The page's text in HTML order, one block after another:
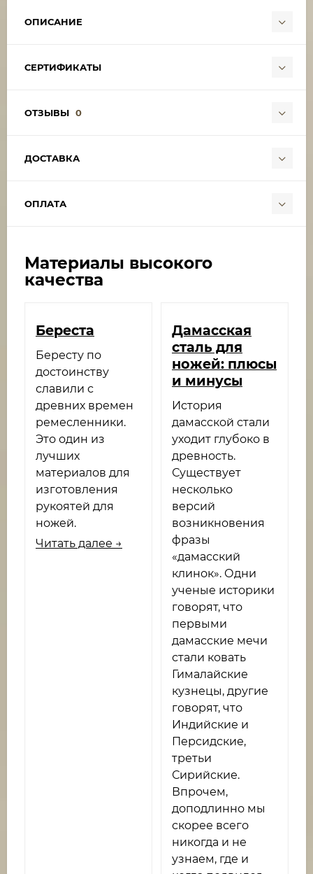
ОПИСАНИЕ
СЕРТИФИКАТЫ
ОТЗЫВЫ 0
ДОСТАВКА
ОПЛАТА
Материалы высокого
качества
Береста
Бересту по
достоинству
славили с
древних времен
ремесленники.
Это один из
лучших
материалов для
изготовления
рукоятей для
ножей.
Читать далее →
Дамасская
сталь для
ножей: плюсы
и минусы
История
дамасской стали
уходит глубоко в
древность.
Существует
несколько
версий
возникновения
фразы
«дамасский
клинок». Одни
ученые историки
говорят, что
первыми
дамасские мечи
стали ковать
Гималайские
кузнецы, другие
говорят, что
Индийские и
Персидские,
третьи
Сирийские.
Впрочем,
доподлинно мы
скорее всего
никогда и не
узнаем, где и